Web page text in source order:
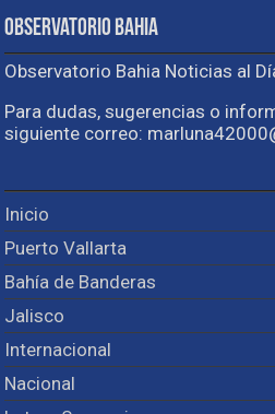
Observatorio Bahia
Observatorio Bahia Noticias al
Para dudas, sugerencias o
siguiente correo:
Inicio
Puerto Vallarta
Bahía de Banderas
Jalisco
Internacional
Nacional